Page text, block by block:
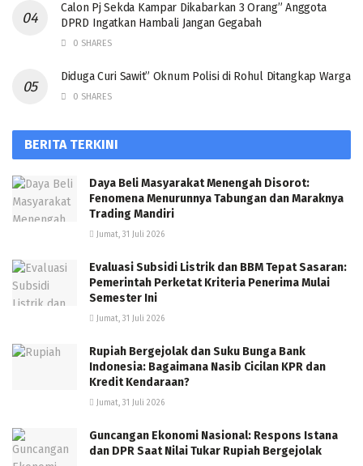
Calon Pj Sekda Kampar Dikabarkan 3 Orang” Anggota
DPRD Ingatkan Hambali Jangan Gegabah
0 SHARES
Diduga Curi Sawit” Oknum Polisi di Rohul Ditangkap Warga
0 SHARES
BERITA TERKINI
Daya Beli Masyarakat Menengah Disorot:
Fenomena Menurunnya Tabungan dan Maraknya
Trading Mandiri
Jumat, 31 Juli 2026
Evaluasi Subsidi Listrik dan BBM Tepat Sasaran:
Pemerintah Perketat Kriteria Penerima Mulai
Semester Ini
Jumat, 31 Juli 2026
Rupiah Bergejolak dan Suku Bunga Bank
Indonesia: Bagaimana Nasib Cicilan KPR dan
Kredit Kendaraan?
Jumat, 31 Juli 2026
Guncangan Ekonomi Nasional: Respons Istana
dan DPR Saat Nilai Tukar Rupiah Bergejolak